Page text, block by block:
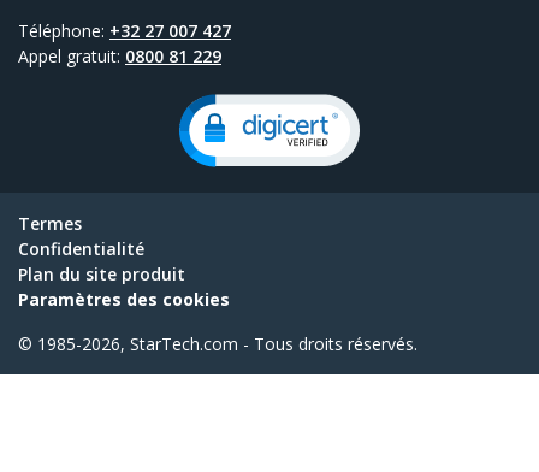
Téléphone: +32 27 007 427
Appel gratuit: 0800 81 229
Termes
Confidentialité
Plan du site produit
Paramètres des cookies
© 1985-2026, StarTech.com - Tous droits réservés.